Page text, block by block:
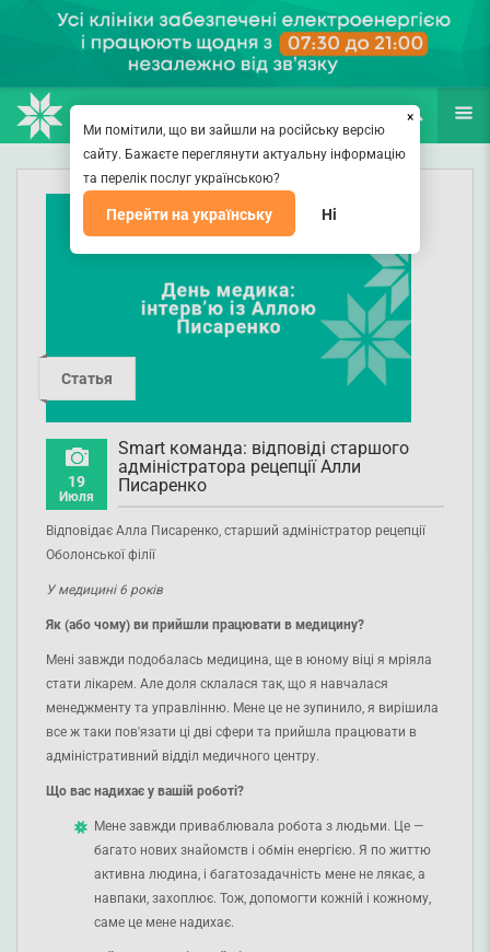
(067) 127-03-03
ПОИСК ЕЩЁ
Статья
19
Июля
Smart команда: відповіді старшого
адміністратора рецепції Алли
Писаренко
Відповідає Алла Писаренко, старший адміністратор рецепції
Оболонської філії
У медицині 6 років
Як (або чому) ви прийшли працювати в медицину?
Мені завжди подобалась медицина, ще в юному віці я мріяла
стати лікарем. Але доля склалася так, що я навчалася
менеджменту та управлінню. Мене це не зупинило, я вирішила
все ж таки пов'язати ці дві сфери та прийшла працювати в
адміністративний відділ медичного центру.
Що вас надихає у вашій роботі?
Мене завжди приваблювала робота з людьми. Це —
багато нових знайомств і обмін енергією. Я по життю
активна людина, і багатозадачність мене не лякає, а
навпаки, захоплює. Тож, допомогти кожній і кожному,
саме це мене надихає.
×
Ми помітили, що ви зайшли на російську версію
сайту. Бажаєте переглянути актуальну інформацію
та перелік послуг українською?
Перейти на українську Ні